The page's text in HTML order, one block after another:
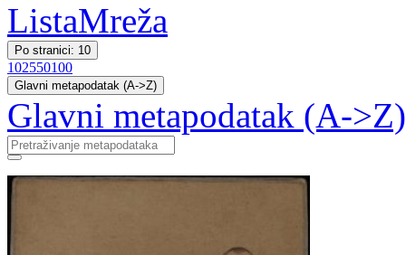
ListaMreža
Po stranici: 10
102550100
Glavni metapodatak (A->Z)
Glavni metapodatak (A->Z)